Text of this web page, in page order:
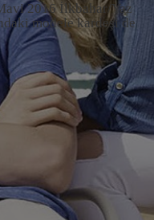
2016 İlkbahar/Yaz
modele kardeşi de